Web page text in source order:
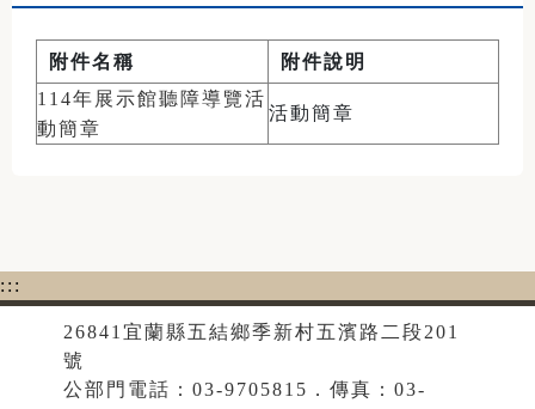
附件名稱
附件說明
114年展示館聽障導覽活
動簡章
活動簡章
:::
26841宜蘭縣五結鄉季新村五濱路二段201
號
公部門電話：03-9705815．傳真：03-